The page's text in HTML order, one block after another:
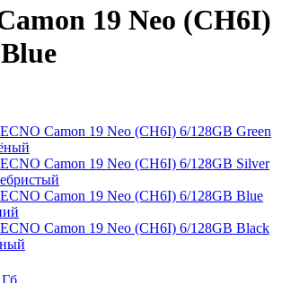
19 Neo (CH6I)